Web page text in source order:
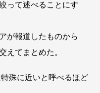
って述べることにす
が報道したものから
えてまとめた。
殊に近いと呼べるほど